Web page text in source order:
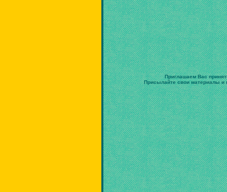
Приглашаем Вас
Присылайте свои материалы и